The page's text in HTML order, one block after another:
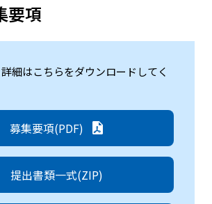
エンジン用複合材ブリスクの
予測と幾何学的非線形制振技
要項
細はこちらをダウンロードしてく
募集要項(PDF)
提出書類一式(ZIP)